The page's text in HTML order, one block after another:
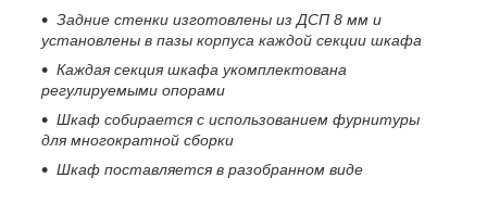
Задние стенки изготовлены из ДСП 8 мм и
установлены в пазы корпуса каждой секции шкафа
Каждая секция шкафа укомплектована
регулируемыми опорами
Шкаф собирается с использованием фурнитуры
для многократной сборки
Шкаф поставляется в разобранном виде